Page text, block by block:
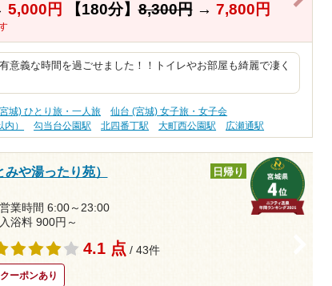
5,000円 【180分】8,300円→ 7,800円
意義な時間を過ごせました！！トイレやお部屋も綺麗で凄く
城) ひとり旅・一人旅
仙台 (宮城) 女子旅・女子会
）
勾当台公園駅 北四番丁駅 大町西公園駅 広瀬通駅
や湯ったり苑） 日帰り
業時間 6:00～23:00
浴料 900円～
4.1 点 / 43件
クーポンあり